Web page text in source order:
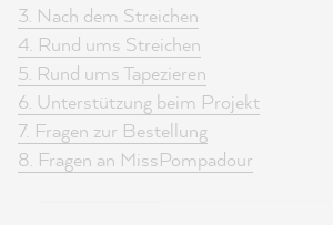
3. Nach dem Streichen
4. Rund ums Streichen
5. Rund ums Tapezieren
6. Unterstützung beim Projekt
7. Fragen zur Bestellung
8. Fragen an MissPompadour